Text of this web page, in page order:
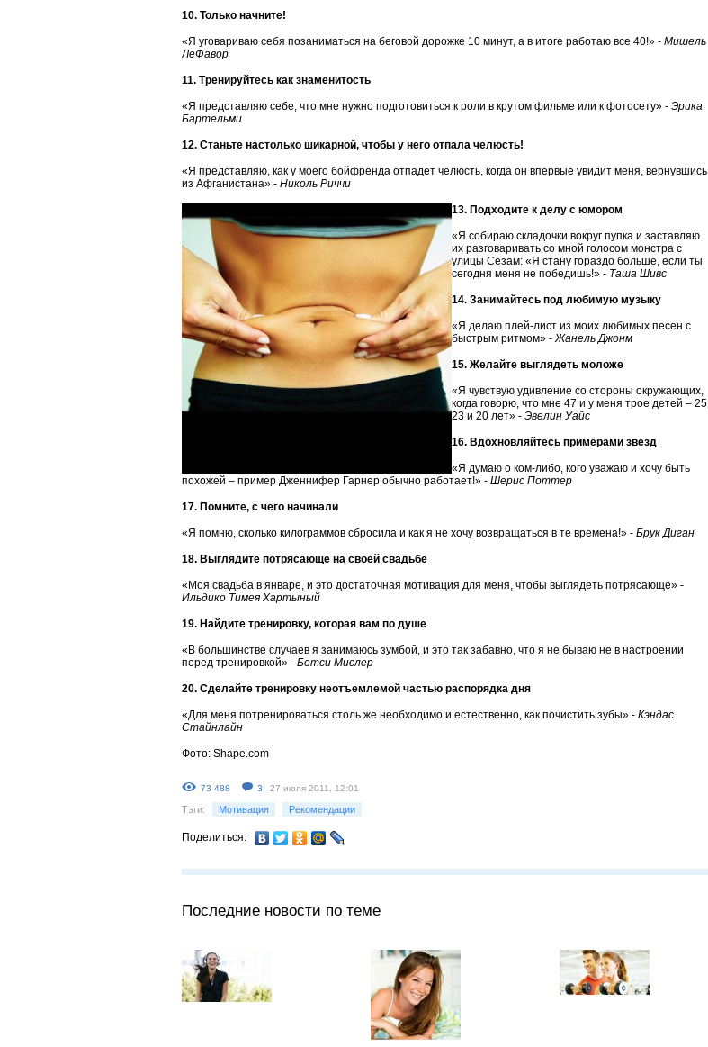
10. Только начните!
«Я уговариваю себя позаниматься на беговой дорожке 10 минут, а в итоге работаю все 40!» - Мишель
ЛеФавор
11. Тренируйтесь как знаменитость
«Я представляю себе, что мне нужно подготовиться к роли в крутом фильме или к фотосету» - Эрика
Бартельми
12. Станьте настолько шикарной, чтобы у него отпала челюсть!
«Я представляю, как у моего бойфренда отпадет челюсть, когда он впервые увидит меня, вернувшись
из Афганистана» - Николь Риччи
13. Подходите к делу с юмором
«Я собираю складочки вокруг пупка и заставляю
их разговаривать со мной голосом монстра с
улицы Сезам: «Я стану гораздо больше, если ты
сегодня меня не победишь!» - Таша Шивс
14. Занимайтесь под любимую музыку
«Я делаю плей-лист из моих любимых песен с
быстрым ритмом» - Жанель Джонм
15. Желайте выглядеть моложе
«Я чувствую удивление со стороны окружающих,
когда говорю, что мне 47 и у меня трое детей – 25,
23 и 20 лет» - Эвелин Уайс
16. Вдохновляйтесь примерами звезд
«Я думаю о ком-либо, кого уважаю и хочу быть
похожей – пример Дженнифер Гарнер обычно работает!» - Шерис Поттер
17. Помните, с чего начинали
«Я помню, сколько килограммов сбросила и как я не хочу возвращаться в те времена!» - Брук Диган
18. Выглядите потрясающе на своей свадьбе
«Моя свадьба в январе, и это достаточная мотивация для меня, чтобы выглядеть потрясающе» -
Ильдико Тимея Хартыный
19. Найдите тренировку, которая вам по душе
«В большинстве случаев я занимаюсь зумбой, и это так забавно, что я не бываю не в настроении
перед тренировкой» - Бетси Мислер
20. Сделайте тренировку неотъемлемой частью распорядка дня
«Для меня потренироваться столь же необходимо и естественно, как почистить зубы» - Кэндас
Стайнлайн
Фото: Shape.com
73 488 3 27 июля 2011, 12:01
Тэги: Мотивация Рекомендации
Поделиться:
Последние новости по теме